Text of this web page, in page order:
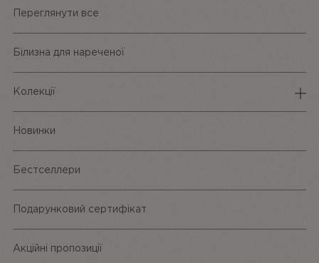
Переглянути все
Білизна для нареченої
Колекції
Одяг та аксесуари
Новинки
Бестселлери
Подарунковий сертифікат
Акційні пропозиції